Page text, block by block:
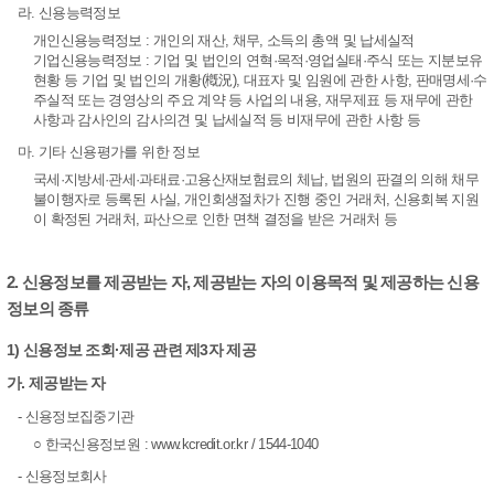
라. 신용능력정보
개인신용능력정보 : 개인의 재산, 채무, 소득의 총액 및 납세실적
기업신용능력정보 : 기업 및 법인의 연혁·목적·영업실태·주식 또는 지분보유
현황 등 기업 및 법인의 개황(槪況), 대표자 및 임원에 관한 사항, 판매명세·수
주실적 또는 경영상의 주요 계약 등 사업의 내용, 재무제표 등 재무에 관한
사항과 감사인의 감사의견 및 납세실적 등 비재무에 관한 사항 등
마. 기타 신용평가를 위한 정보
국세·지방세·관세·과태료·고용산재보험료의 체납, 법원의 판결의 의해 채무
불이행자로 등록된 사실, 개인회생절차가 진행 중인 거래처, 신용회복 지원
이 확정된 거래처, 파산으로 인한 면책 결정을 받은 거래처 등
2. 신용정보를 제공받는 자, 제공받는 자의 이용목적 및 제공하는 신용
정보의 종류
1) 신용정보 조회·제공 관련 제3자 제공
가. 제공받는 자
- 신용정보집중기관
○ 한국신용정보원 : www.kcredit.or.kr / 1544-1040
- 신용정보회사